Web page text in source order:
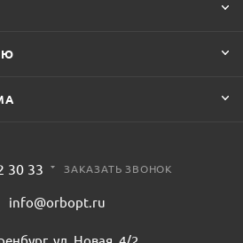
30 33 ЗАКАЗАТЬ ЗВОНОК
info@orbopt.ru